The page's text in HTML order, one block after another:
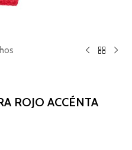
ROJO ACCÉNTA